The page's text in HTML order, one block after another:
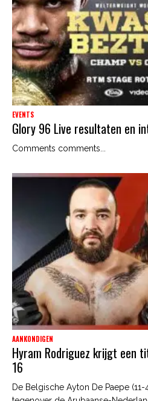
EVENTS
Glory 96 Live resultaten en
Comments comments...
AANKONDIGEN
Hyram Rodriguez krijgt een
16
De Belgische Ayton De Paepe